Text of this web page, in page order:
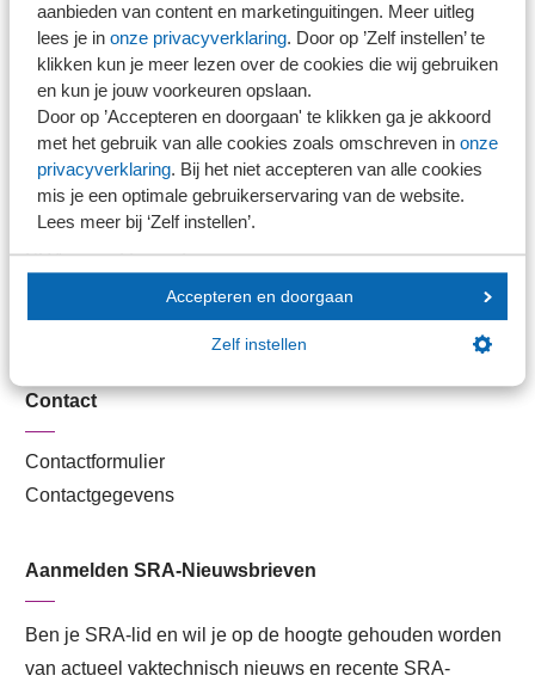
aanbieden van content en marketinguitingen. Meer uitleg
lees je in onze privacyverklaring. Door op ’Zelf instellen’ te
klikken kun je meer lezen over de cookies die wij gebruiken
en kun je jouw voorkeuren opslaan.
Door op ’Accepteren en doorgaan' te klikken ga je akkoord
met het gebruik van alle cookies zoals omschreven in onze
privacyverklaring. Bij het niet accepteren van alle cookies
mis je een optimale gebruikerservaring van de website.
Lees meer bij ‘Zelf instellen’.
Accepteren en doorgaan
Zelf instellen
Dossiers
Kantoorvinder
Nieuwsbank
Handige links
Veilig bestanden delen
SRA-gecertificeerd
Lid worden
Contact
Contactformulier
Contactgegevens
Aanmelden SRA-Nieuwsbrieven
Ben je SRA-lid en wil je op de hoogte gehouden worden
van actueel vaktechnisch nieuws en recente SRA-